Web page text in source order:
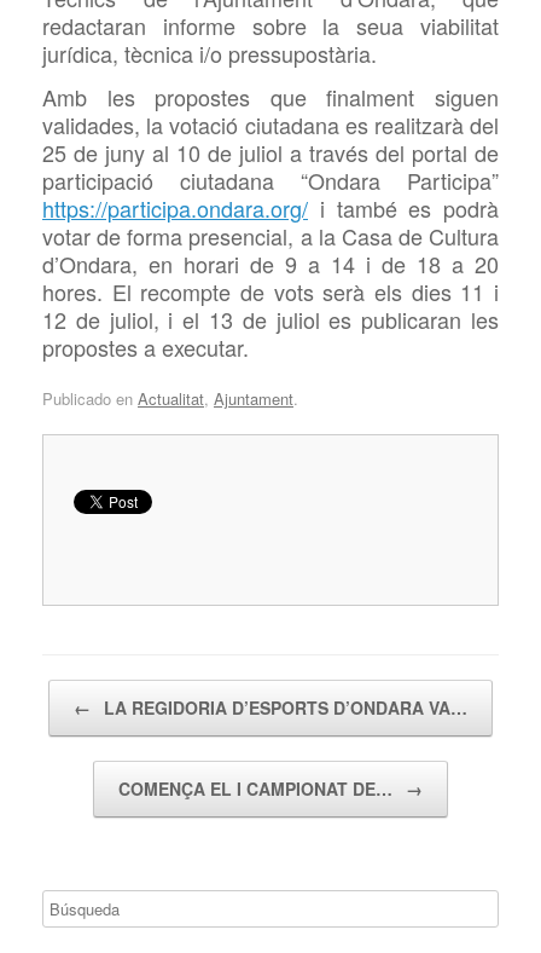
redactaran informe sobre la seua viabilitat
jurídica, tècnica i/o pressupostària.
Amb les propostes que finalment siguen
validades, la votació ciutadana es realitzarà del
25 de juny al 10 de juliol a través del portal de
participació ciutadana “Ondara Participa”
https://participa.ondara.org/ i també es podrà
votar de forma presencial, a la Casa de Cultura
d’Ondara, en horari de 9 a 14 i de 18 a 20
hores. El recompte de vots serà els dies 11 i
12 de juliol, i el 13 de juliol es publicaran les
propostes a executar.
Publicado en Actualitat, Ajuntament.
← LA REGIDORIA D’ESPORTS D’ONDARA VA…
COMENÇA EL I CAMPIONAT DE… →